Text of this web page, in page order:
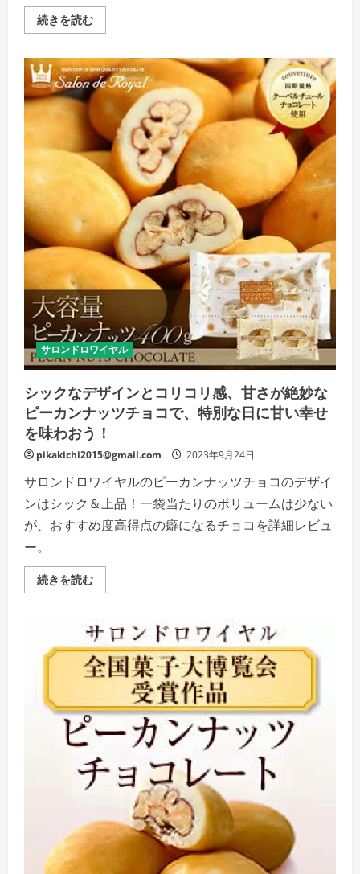
続きを読む自
宅
し
む
サ
ロ
ド
ロ
ワ
イ
ヤ
ル
の
魅
力：
上
の
チ
レ
ー
ト
体
験
を
あ
な
の
手
元
で
の
細
ご
覧
く
だ
さ
い
サロンドロワイヤル
シックなデザインとコリコリ感、甘さが絶妙な
ピーカンナッツチョコで、特別な日に甘い幸せ
を味わおう！
pikakichi2015@gmail.com 2023年9月24日
サロンドロワイヤルのピーカンナッツチョコのデザイ
ンはシック＆上品！一袋当たりのボリュームは少ない
が、おすすめ度高得点の癖になるチョコを詳細レビュ
ー。
続きを読むシ
ッ
デ
ザ
イ
ン
と
コ
コ
リ
感、
甘
が
絶
妙
な
カ
ン
ナ
ッ